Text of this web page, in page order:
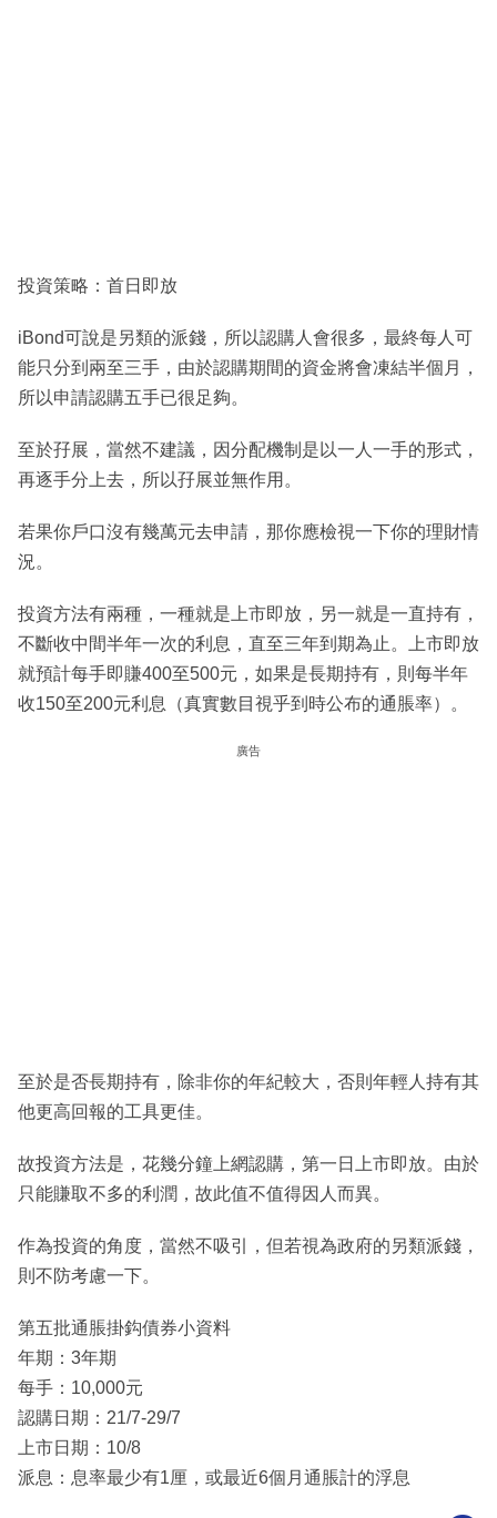
投資策略：首日即放
iBond可說是另類的派錢，所以認購人會很多，最終每人可
能只分到兩至三手，由於認購期間的資金將會凍結半個月，
所以申請認購五手已很足夠。
至於孖展，當然不建議，因分配機制是以一人一手的形式，
再逐手分上去，所以孖展並無作用。
若果你戶口沒有幾萬元去申請，那你應檢視一下你的理財情
況。
投資方法有兩種，一種就是上市即放，另一就是一直持有，
不斷收中間半年一次的利息，直至三年到期為止。上市即放
就預計每手即賺400至500元，如果是長期持有，則每半年
收150至200元利息（真實數目視乎到時公布的通脹率）。
廣告
至於是否長期持有，除非你的年紀較大，否則年輕人持有其
他更高回報的工具更佳。
故投資方法是，花幾分鐘上網認購，第一日上市即放。由於
只能賺取不多的利潤，故此值不值得因人而異。
作為投資的角度，當然不吸引，但若視為政府的另類派錢，
則不防考慮一下。
第五批通脹掛鈎債券小資料
年期：3年期
每手：10,000元
認購日期：21/7-29/7
上市日期：10/8
派息：息率最少有1厘，或最近6個月通脹計的浮息